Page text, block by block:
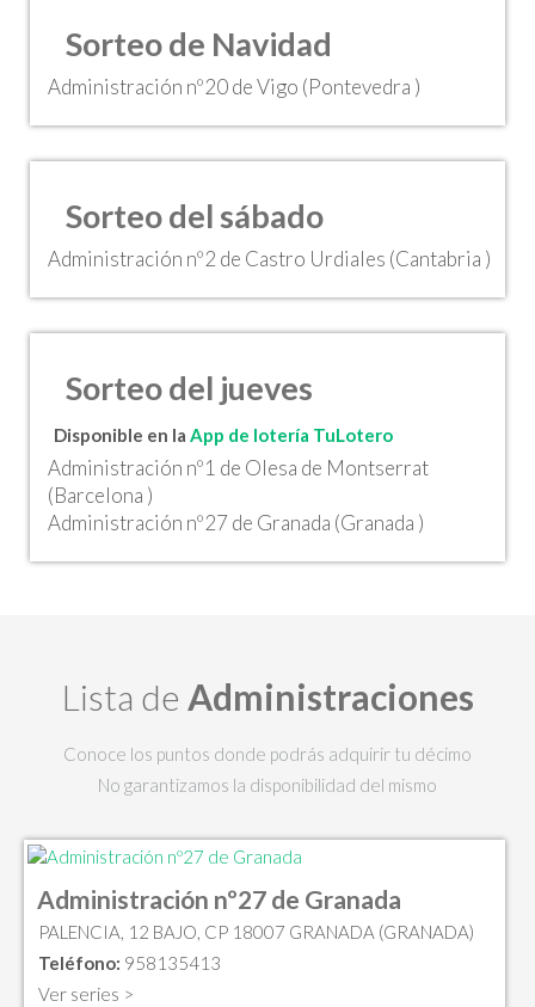
Sorteo de Navidad
Administración nº20 de Vigo (Pontevedra )
Sorteo del sábado
Administración nº2 de Castro Urdiales (Cantabria )
Sorteo del jueves
Disponible en la App de lotería TuLotero
Administración nº1 de Olesa de Montserrat
(Barcelona )
Administración nº27 de Granada (Granada )
Lista de Administraciones
Conoce los puntos donde podrás adquirir tu décimo
No garantizamos la disponibilidad del mismo
Administración nº27 de Granada
PALENCIA, 12 BAJO, CP 18007 GRANADA (GRANADA)
Teléfono: 958135413
Ver series >